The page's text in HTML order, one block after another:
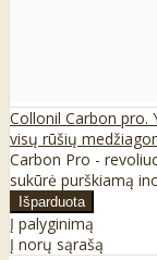
Collonil Carbon pro.
visų rūšių
Carbon Pro -
sukūrė purškiamą
Į palyginimą
Į norų sąrašą